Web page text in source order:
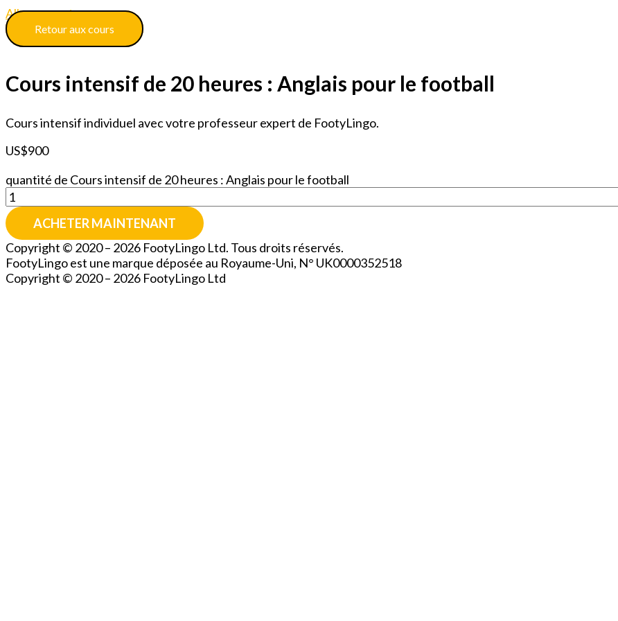
Aller au contenu
Retour aux cours
Cours intensif de 20 heures : Anglais pour le football
Cours intensif individuel avec votre professeur expert de FootyLingo.
US$900
quantité de Cours intensif de 20 heures : Anglais pour le football
ACHETER MAINTENANT
Copyright © 2020 – 2026 FootyLingo Ltd. Tous droits réservés.
FootyLingo est une marque déposée au Royaume-Uni, N° UK0000352518
Copyright © 2020 – 2026 FootyLingo Ltd